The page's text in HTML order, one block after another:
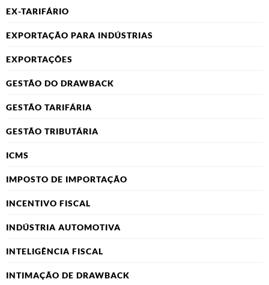
EX-TARIFÁRIO
EXPORTAÇÃO PARA INDÚSTRIAS
EXPORTAÇÕES
GESTÃO DO DRAWBACK
GESTÃO TARIFÁRIA
GESTÃO TRIBUTÁRIA
ICMS
IMPOSTO DE IMPORTAÇÃO
INCENTIVO FISCAL
INDÚSTRIA AUTOMOTIVA
INTELIGÊNCIA FISCAL
INTIMAÇÃO DE DRAWBACK